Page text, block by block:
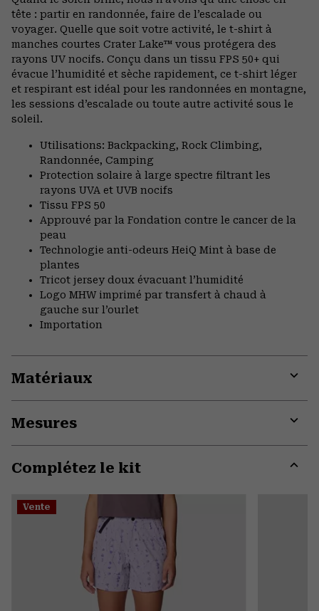
tête : partir en randonnée, faire de l’escalade ou
voyager. Quelle que soit votre activité, le t-shirt à
manches courtes Crater Lake™ vous protégera des
rayons UV nocifs. Conçu dans un tissu FPS 50+ qui
évacue l’humidité et sèche rapidement, ce t-shirt léger
et respirant est idéal pour les randonnées en montagne,
les sessions d’escalade ou toute autre activité sous le
soleil.
Utilisations: Backpacking, Rock Climbing,
Randonnée, Camping
Protection solaire à large spectre filtrant les
rayons UVA et UVB nocifs
Tissu FPS 50
Approuvé par la Fondation contre le cancer de la
peau
Technologie anti-odeurs HeiQ Mint à base de
plantes
Tricot jersey doux évacuant l’humidité
Logo MHW imprimé par transfert à chaud à
gauche sur l’ourlet
Importation
Matériaux
Mesures
Complétez le kit
Vente